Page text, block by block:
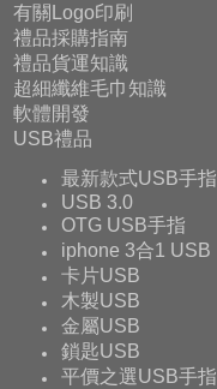
有關Logo印刷
禮品採購指南
禮品貨運知識
超細纖維毛巾知識
軟體開發
USB禮品
最新款式USB手指
USB 3.0
OTG USB手指
iphone 3合1 USB
卡片USB
木製USB
金屬USB
鎖匙USB
平價之選USB手指